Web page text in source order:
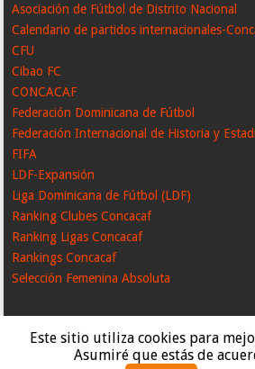
Este sitio utiliza cookies para
Asumiré que estás de
Asociación de Fútbol de Distrito Nacional
Calendario de partidos internacionales-
CFU
Cibao FC
CONCACAF
Federación Dominicana de Fútbol
Federación Internacional de Historia y
FIFA
LDF-Expansión
Liga Dominicana de Fútbol (LDF)
Ranking Clubes Concacaf
Ranking Ligas Concacaf
Rankings Concacaf
Selección Femenina Absoluta